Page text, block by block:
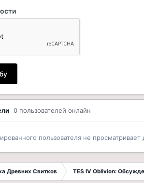
0 пользователей онлайн
пользователя не
Древних Свитков TES IV Oblivion: